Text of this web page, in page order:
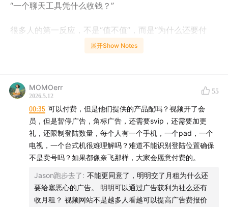
“一个聊天工具凭什么收钱？”
很多人的第一反应，不是“值不值”，而是“为什么还要付
“软件应该免费”这件事，其实是被过去二十年的产品逻辑
训练出来的。
从 QQ 会员、视频网站，到网盘、音乐平台，再到今天的
AI 工具，我们习惯了一种模式：
基础功能免费
增值服务收费
广告补贴一切
用户规模比盈利更重要
展开Show Notes
MOMOerr
2026.5.12
55
00:35 可以付费，但是他们提供的产品配吗？视频开了会
员，但是暂停广告，角标广告，还需要svip，还需要加更
礼，还限制登陆数量，每个人有一个手机，一个pad，一个
电视，一个台式机很难理解吗？难道不能识别登陆位置确保
不是卖号吗？如果都像奈飞那样，大家会愿意付费的。
Jason跑步去了: 不能更同意了，明明交了月租为什么还
要给塞恶心的广告。 明明可以通过广告获利为社么还有
收月租？ 视频网站不是越多人看越可以提高广告费报价